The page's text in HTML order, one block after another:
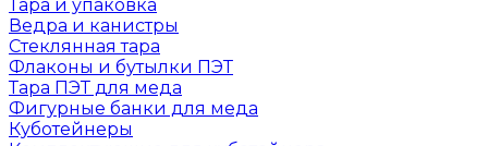
Тара и упаковка
Ведра и канистры
Стеклянная тара
Флаконы и бутылки ПЭТ
Тара ПЭТ для меда
Фигурные банки для меда
Куботейнеры